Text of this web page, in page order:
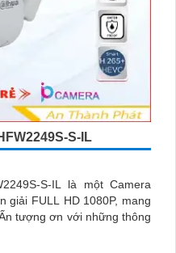
S-IL
S-IL là một Camera
giải FULL HD 1080P, mang